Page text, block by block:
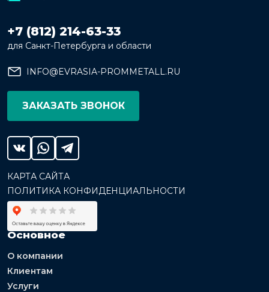
+7 (812) 214-63-33
для Санкт-Петербурга и области
INFO@EVRASIA-PROMMETALL.RU
ЗАКАЗАТЬ ЗВОНОК
КАРТА САЙТА
ПОЛИТИКА КОНФИДЕНЦИАЛЬНОСТИ
Основное
О компании
Клиентам
Услуги